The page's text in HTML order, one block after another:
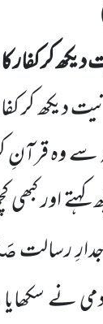
کر کفار
دیکھ کر
وہ قرآنِ
کہتے اور
رسالت
نے